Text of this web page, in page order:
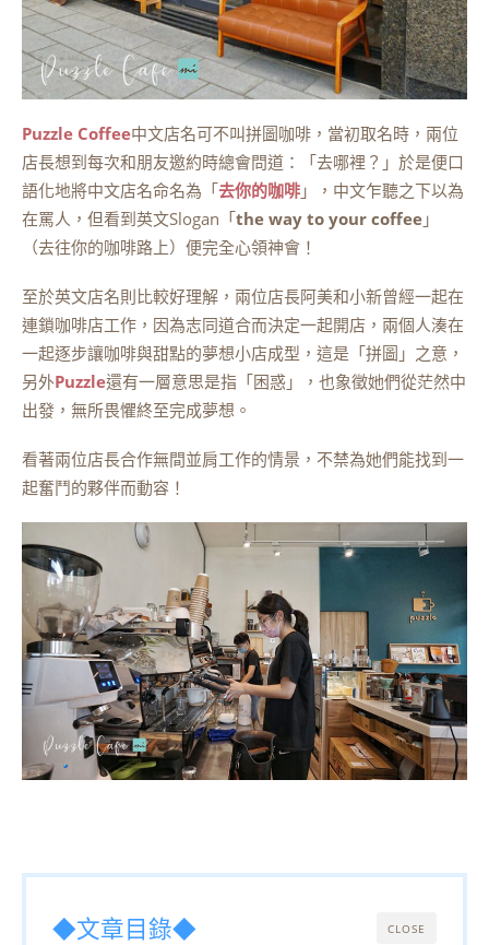
Puzzle Coffee中文店名可不叫拼圖咖啡，當初取名時，兩位
店長想到每次和朋友邀約時總會問道：「去哪裡？」於是便口
語化地將中文店名命名為「去你的咖啡 」，中文乍聽之下以為
在罵人，但看到英文Slogan「the way to your coffee 」
（去往你的咖啡路上）便完全心領神會！
至於英文店名則比較好理解，兩位店長阿美和小新曾經一起在
連鎖咖啡店工作，因為志同道合而決定一起開店，兩個人湊在
一起逐步讓咖啡與甜點的夢想小店成型，這是「拼圖」之意，
另外Puzzle還有一層意思是指「困惑」，也象徵她們從茫然中
出發，無所畏懼終至完成夢想。
看著兩位店長合作無間並肩工作的情景，不禁為她們能找到一
起奮鬥的夥伴而動容！
CLOSE
◆文章目錄◆